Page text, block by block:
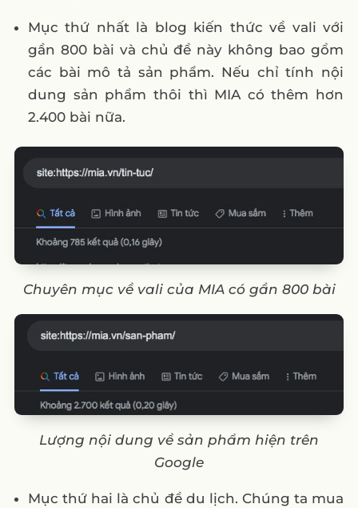
Mục thứ nhất là blog kiến thức về vali với
gần 800 bài và chủ đề này không bao gồm
các bài mô tả sản phẩm. Nếu chỉ tính nội
dung sản phẩm thôi thì MIA có thêm hơn
2.400 bài nữa.
Chuyên mục về vali của MIA có gần 800 bài
Lượng nội dung về sản phẩm hiện trên
Google
Mục thứ hai là chủ đề du lịch. Chúng ta mua